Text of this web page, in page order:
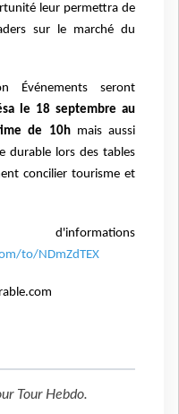
leur permettra de
sur le marché du
Événements seront
le 18 septembre au
de 10hmais aussi
durable lors des tables
concilier tourisme et
to/NDmZdTEX
Tour Hebdo.